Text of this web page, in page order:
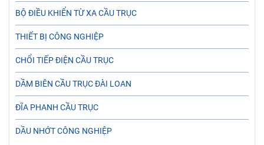
BỘ ĐIỀU KHIỂN TỪ XA CẦU TRỤC
THIẾT BỊ CÔNG NGHIỆP
CHỔI TIẾP ĐIỆN CẦU TRỤC
DẦM BIÊN CẦU TRỤC ĐÀI LOAN
ĐĨA PHANH CẦU TRỤC
DẦU NHỚT CÔNG NGHIỆP